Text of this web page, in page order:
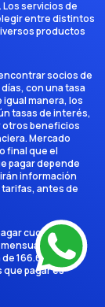
servicios de
entre distintos
productos
socios de
con una tasa
igual manera, los
tasas de interés,
otros beneficios
Mercado
final que el
pagar depende
información
tarifas, antes de
cuotas en 6
es
166.666,7
que pagar es